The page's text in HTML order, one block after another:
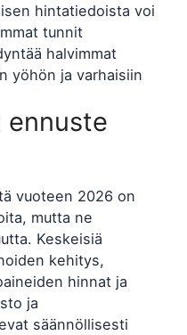
hintatiedoista voi
tunnit
halvimmat
yöhön ja varhaisiin
ennuste
vuoteen 2026 on
mutta ne
Keskeisiä
kehitys,
hinnat ja
ja
säännöllisesti